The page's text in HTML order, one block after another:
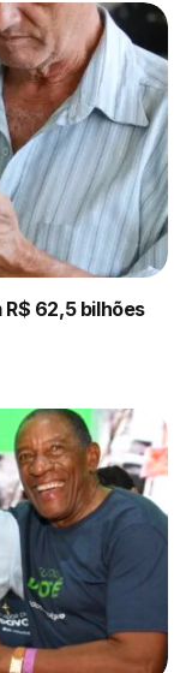
62,5 bilhões